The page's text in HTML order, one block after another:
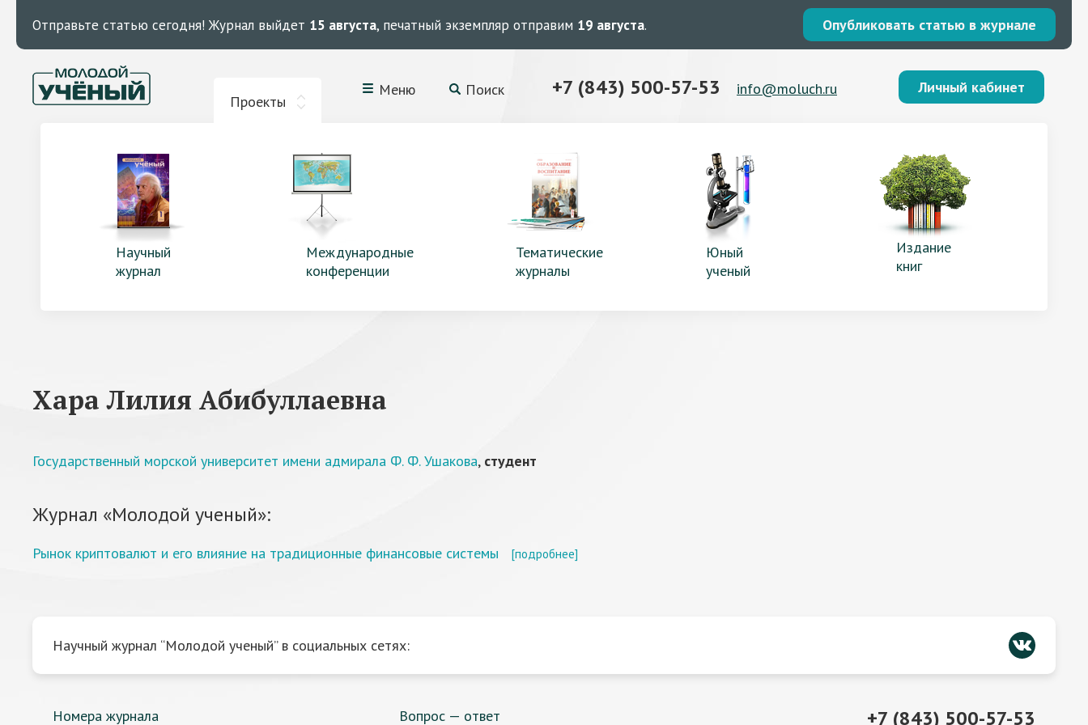
Отправьте статью сегодня! Журнал выйдет 15 августа, печатный экземпляр отправим 19 августа. Опубликовать статью в журнале
Проекты
Меню Поиск +7 (843) 500-57-53 info@moluch.ru Личный кабинет
Научный
журнал
Международные
конференции
Тематические
журналы
Юный
ученый
Издание
книг
Хара Лилия Абибуллаевна
Государственный морской университет имени адмирала Ф. Ф. Ушакова, студент
Журнал «Молодой ученый»:
Рынок криптовалют и его влияние на традиционные финансовые системы [подробнее]
Научный журнал “Молодой ученый” в социальных сетях:
Номера журнала Вопрос — ответ +7 (843) 500-57-53